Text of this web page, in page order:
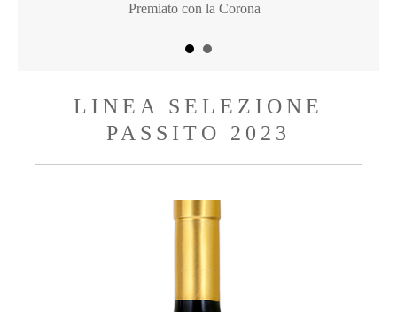
Premiato con la Corona
LINEA SELEZIONE
PASSITO 2023